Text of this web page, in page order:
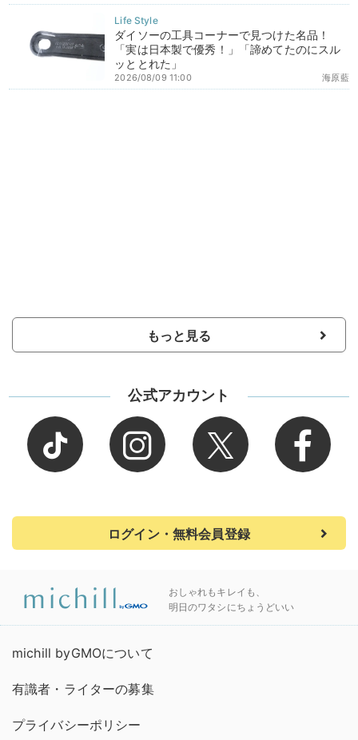
ダイソーの工具コーナーで見つけた名品！
「実は日本製で優秀！」「諦めてたのにスル
ッととれた」
海原藍
2026/08/09 11:00
もっと見る
公式アカウント
ログイン・無料会員登録
おしゃれもキレイも、
明日のワタシにちょうどいい
michill byGMOについて
有識者・ライターの募集
プライバシーポリシー